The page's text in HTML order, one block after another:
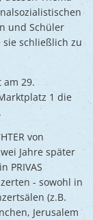
und Schüler
schließlich zu
am 29.
1 die
von
Jahre später
PRIVAS
- sowohl in
(z.B.
Jerusalem